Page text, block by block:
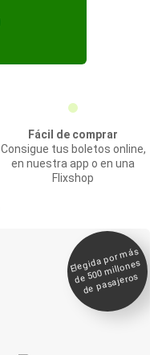
Fácil de comprar
Consigue tus boletos online,
en nuestra app o en una
Flixshop
Elegida por
más
de 500
millones
de pasajeros